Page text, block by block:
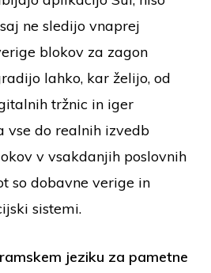
ne sledijo vnaprej
blokov za zagon
lahko, kar želijo, od
tržnic in iger
vse do realnih izvedb
v vsakdanjih poslovnih
so dobavne verige in
sistemi.
jeziku za pametne